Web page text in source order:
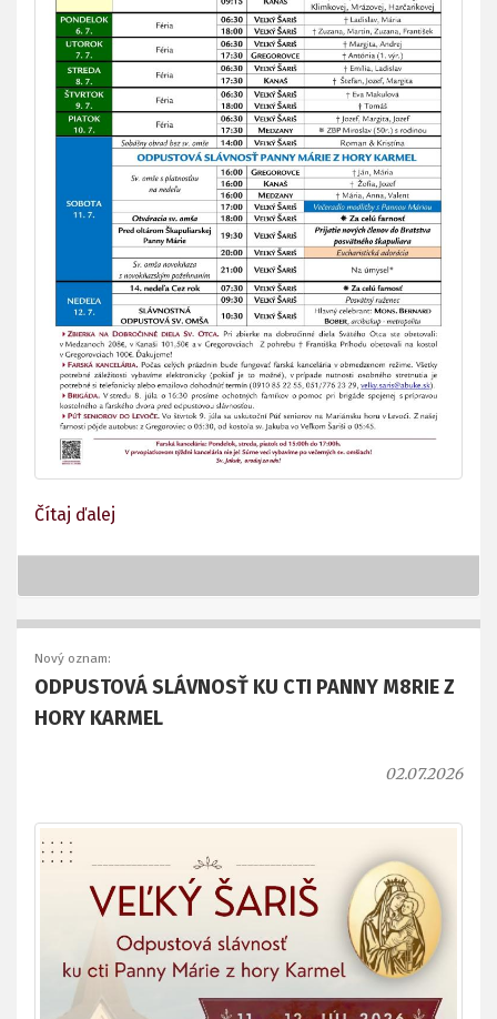
Čítaj ďalej
Nový oznam:
ODPUSTOVÁ SLÁVNOSŤ KU CTI PANNY M8RIE Z
HORY KARMEL
02.07.2026